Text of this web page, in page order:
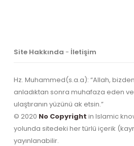
Site Hakkında - İletişim
Hz. Muhammed(s.a.a): “Allah,
anladıktan sonra muhafaza eden
ulaştıranın yüzünü ak etsin.”
© 2020 No Copyright in Islamic
yolunda sitedeki her türlü içerik
yayınlanabilir.